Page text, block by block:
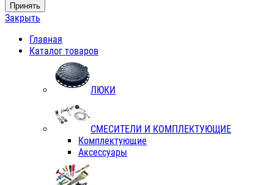
Принять
Закрыть
Главная
Каталог товаров
ЛЮКИ
СМЕСИТЕЛИ И КОМПЛЕКТУЮЩИЕ
Комплектующие
Аксессуары